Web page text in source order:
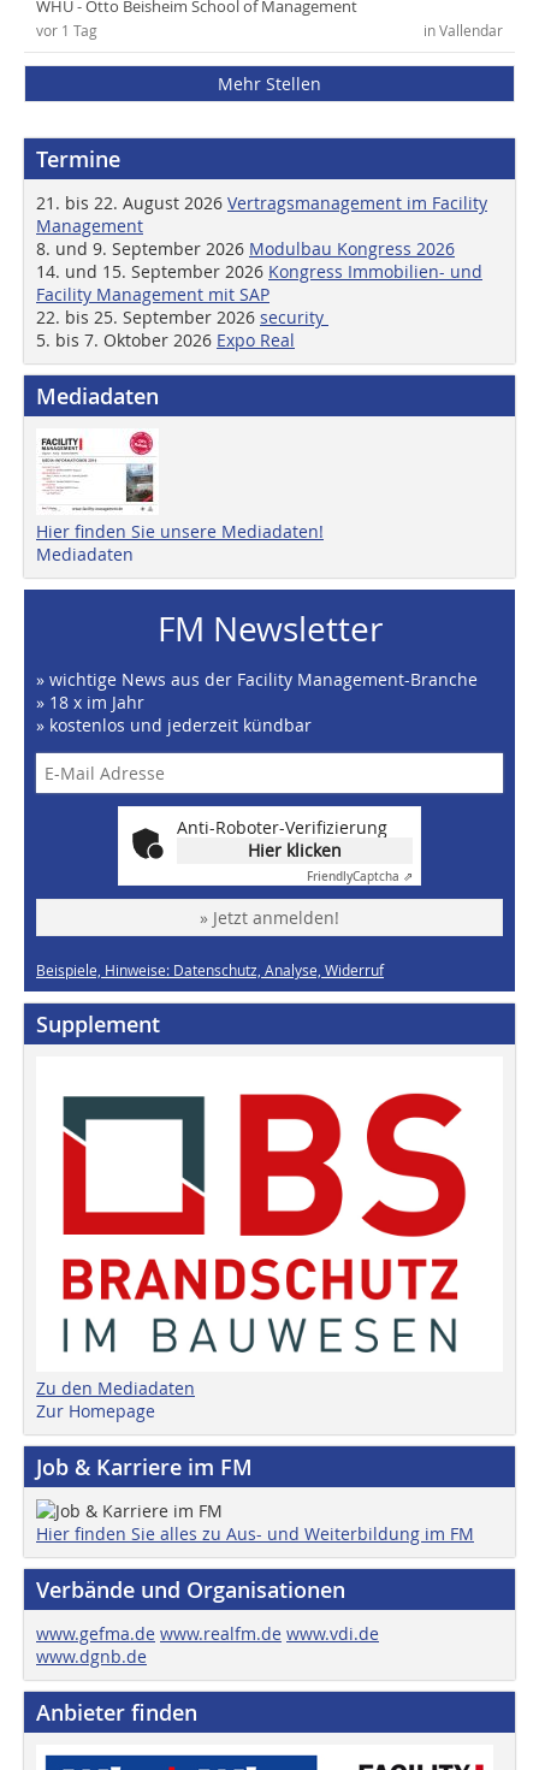
WHU - Otto Beisheim School of Management
in Vallendar
vor 1 Tag
Mehr Stellen
Termine
21. bis 22. August 2026 Vertragsmanagement im Facility
Management
8. und 9. September 2026 Modulbau Kongress 2026
14. und 15. September 2026 Kongress Immobilien- und
Facility Management mit SAP
22. bis 25. September 2026 security
5. bis 7. Oktober 2026 Expo Real
Mediadaten
Hier finden Sie unsere Mediadaten!
Mediadaten
FM Newsletter
» wichtige News aus der Facility Management-Branche
» 18 x im Jahr
» kostenlos und jederzeit kündbar
Anti-Roboter-Verifizierung
Hier klicken
FriendlyCaptcha ⇗
» Jetzt anmelden!
Beispiele, Hinweise: Datenschutz, Analyse, Widerruf
Supplement
Zu den Mediadaten
Zur Homepage
Job & Karriere im FM
Hier finden Sie alles zu Aus- und Weiterbildung im FM
Verbände und Organisationen
www.gefma.de www.realfm.de www.vdi.de
www.dgnb.de
Anbieter finden